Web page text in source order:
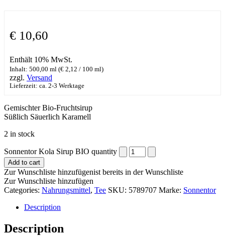
€ 10,60
Enthält 10% MwSt.
Inhalt: 500,00 ml (€ 2,12 / 100 ml)
zzgl. Versand
Lieferzeit: ca. 2-3 Werktage
Gemischter Bio-Fruchtsirup
Süßlich Säuerlich Karamell
2 in stock
Sonnentor Kola Sirup BIO quantity
Add to cart
Zur Wunschliste hinzufügenist bereits in der Wunschliste
Zur Wunschliste hinzufügen
Categories: Nahrungsmittel, Tee SKU: 5789707 Marke: Sonnentor
Description
Description